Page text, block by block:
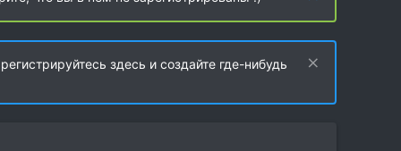
здесь и создайте где-нибудь